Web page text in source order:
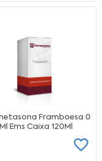
Framboesa 0
Ems Caixa 120Ml